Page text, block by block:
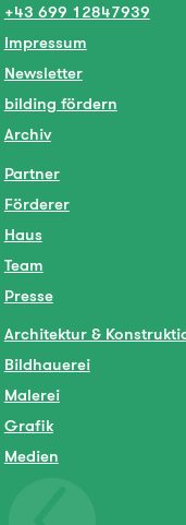
+43 699 12847939
Impressum
Newsletter
bilding fördern
Archiv
Partner
Förderer
Haus
Team
Presse
Architektur &
Bildhauerei
Malerei
Grafik
Medien